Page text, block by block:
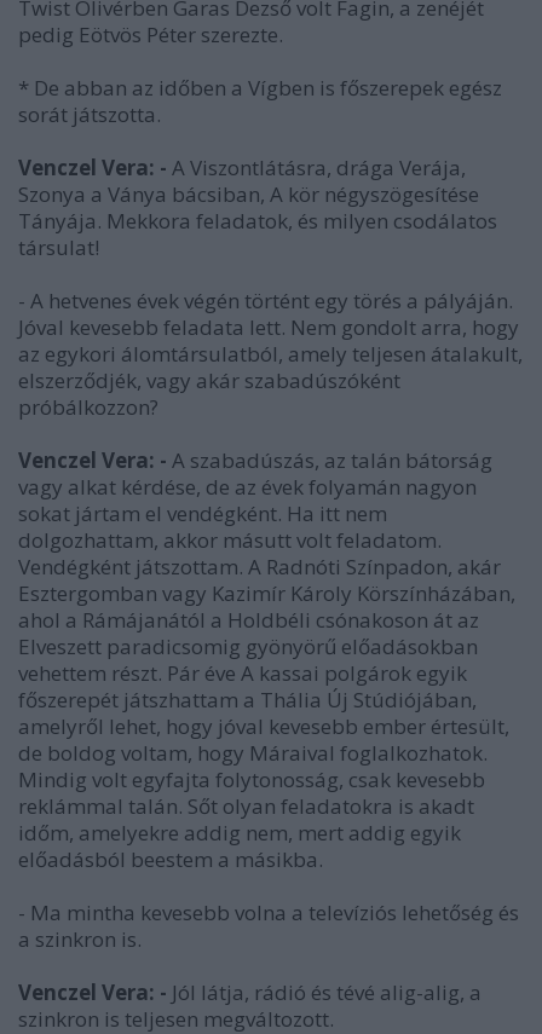
Twist Olivérben Garas Dezső volt Fagin, a zenéjét
pedig Eötvös Péter szerezte.
* De abban az időben a Vígben is főszerepek egész
sorát játszotta.
Venczel Vera: - A Viszontlátásra, drága Verája,
Szonya a Ványa bácsiban, A kör négyszögesítése
Tányája. Mekkora feladatok, és milyen csodálatos
társulat!
- A hetvenes évek végén történt egy törés a pályáján.
Jóval kevesebb feladata lett. Nem gondolt arra, hogy
az egykori álomtársulatból, amely teljesen átalakult,
elszerződjék, vagy akár szabadúszóként
próbálkozzon?
Venczel Vera: - A szabadúszás, az talán bátorság
vagy alkat kérdése, de az évek folyamán nagyon
sokat jártam el vendégként. Ha itt nem
dolgozhattam, akkor másutt volt feladatom.
Vendégként játszottam. A Radnóti Színpadon, akár
Esztergomban vagy Kazimír Károly Körszínházában,
ahol a Rámájanától a Holdbéli csónakoson át az
Elveszett paradicsomig gyönyörű előadásokban
vehettem részt. Pár éve A kassai polgárok egyik
főszerepét játszhattam a Thália Új Stúdiójában,
amelyről lehet, hogy jóval kevesebb ember értesült,
de boldog voltam, hogy Máraival foglalkozhatok.
Mindig volt egyfajta folytonosság, csak kevesebb
reklámmal talán. Sőt olyan feladatokra is akadt
időm, amelyekre addig nem, mert addig egyik
előadásból beestem a másikba.
- Ma mintha kevesebb volna a televíziós lehetőség és
a szinkron is.
Venczel Vera: - Jól látja, rádió és tévé alig-alig, a
szinkron is teljesen megváltozott.